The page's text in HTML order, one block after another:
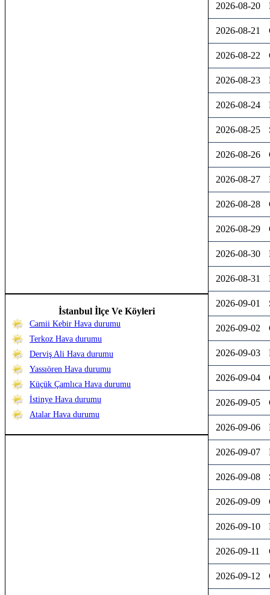
2026-08-20
2026-08-21
2026-08-22
2026-08-23
2026-08-24
2026-08-25
2026-08-26
2026-08-27
2026-08-28
2026-08-29
2026-08-30
2026-08-31
2026-09-01
2026-09-02
2026-09-03
2026-09-04
2026-09-05
2026-09-06
2026-09-07
2026-09-08
2026-09-09
2026-09-10
2026-09-11
2026-09-12
İstanbul İlçe Ve Köyleri
Camii Kebir Hava durumu
Terkoz Hava durumu
Derviş Ali Hava durumu
Yassıören Hava durumu
Küçük Çamlıca Hava durumu
İstinye Hava durumu
Atalar Hava durumu